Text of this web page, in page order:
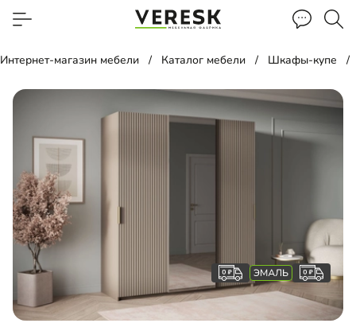
Интернет-магазин мебели Каталог мебели Шкафы-купе